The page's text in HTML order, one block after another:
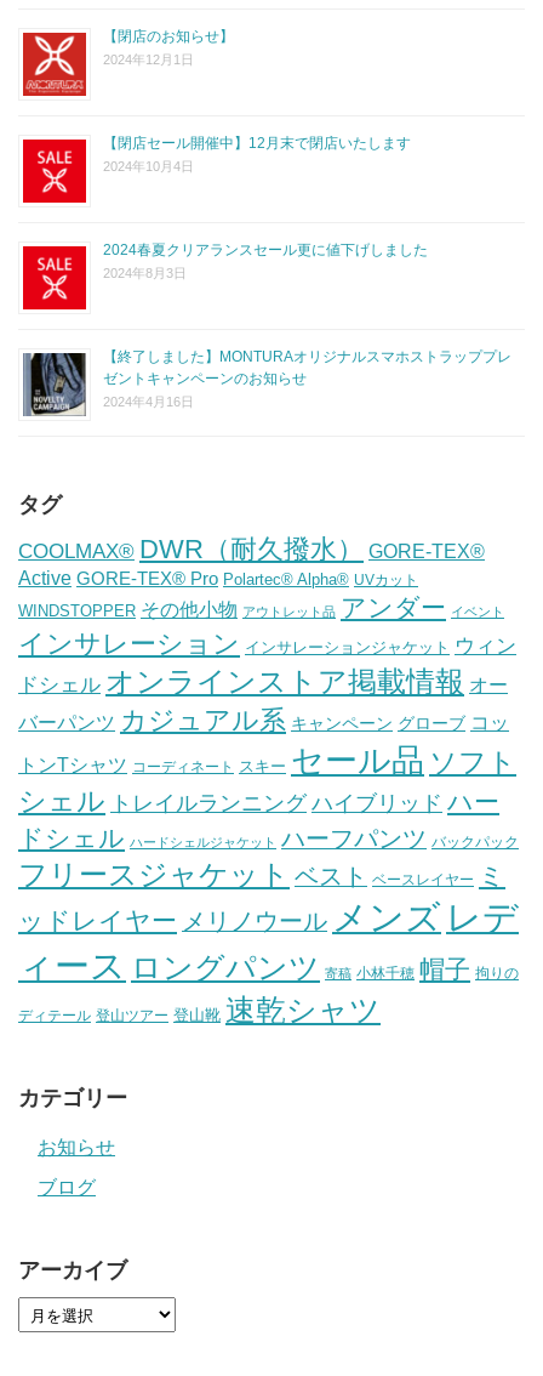
【閉店のお知らせ】
2024年12月1日
【閉店セール開催中】12月末で閉店いたします
2024年10月4日
2024春夏クリアランスセール更に値下げしました
2024年8月3日
【終了しました】MONTURAオリジナルスマホストラッププレ
ゼントキャンペーンのお知らせ
2024年4月16日
タグ
COOLMAX® DWR（耐久撥水）
GORE-TEX®
Active GORE-TEX® Pro Polartec® Alpha® UVカット
WINDSTOPPER その他小物 アウトレット品 アンダー イベント
インサレーション インサレーションジャケット ウィン
ドシェル オンラインストア掲載情報 オー
バーパンツ カジュアル系 キャンペーン グローブ コッ
トンTシャツ コーディネート スキー セール品 ソフト
シェル トレイルランニング ハイブリッド ハー
ドシェル ハードシェルジャケット ハーフパンツ バックパック
フリースジャケット ベスト ベースレイヤー
ミ
ッドレイヤー メリノウール メンズ レデ
ィース ロングパンツ 寄稿 小林千穂 帽子 拘りの
ディテール 登山ツアー 登山靴 速乾シャツ
カテゴリー
お知らせ
ブログ
アーカイブ